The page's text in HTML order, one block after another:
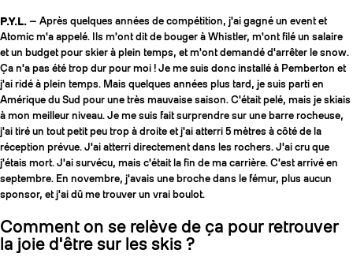
P.Y.L. — Après quelques années de compétition, j'ai gagné un event et
Atomic m'a appelé. Ils m'ont dit de bouger à Whistler, m'ont filé un salaire
et un budget pour skier à plein temps, et m'ont demandé d'arrêter le snow.
Ça n'a pas été trop dur pour moi ! Je me suis donc installé à Pemberton et
j'ai ridé à plein temps. Mais quelques années plus tard, je suis parti en
Amérique du Sud pour une très mauvaise saison. C'était pelé, mais je skiais
à mon meilleur niveau. Je me suis fait surprendre sur une barre rocheuse,
j'ai tiré un tout petit peu trop à droite et j'ai atterri 5 mètres à côté de la
réception prévue. J'ai atterri directement dans les rochers. J'ai cru que
j'étais mort. J'ai survécu, mais c'était la fin de ma carrière. C'est arrivé en
septembre. En novembre, j'avais une broche dans le fémur, plus aucun
sponsor, et j'ai dû me trouver un vrai boulot.
Comment on se relève de ça pour retrouver
la joie d'être sur les skis ?